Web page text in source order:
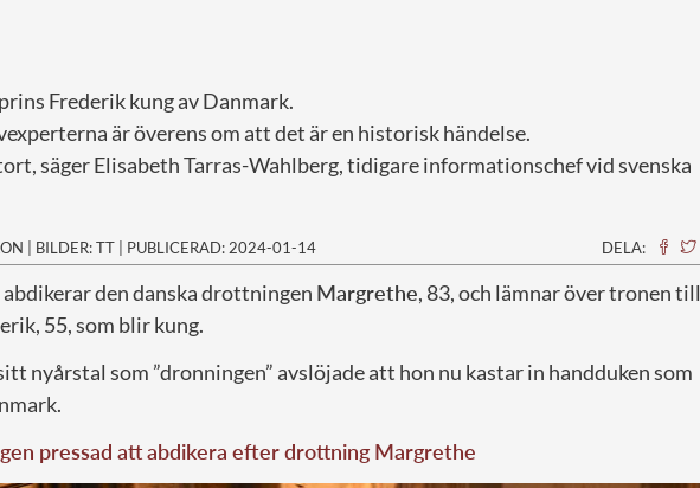
Frederik kung av Danmark.
är överens om att det är en historisk händelse.
säger Elisabeth Tarras-Wahlberg, tidigare informationschef vid svenska
| BILDER: TT | PUBLICERAD: 2024-01-14 DELA:
den danska drottningen Margrethe, 83, och lämnar över tronen till
55, som blir kung.
nyårstal som ”dronningen” avslöjade att hon nu kastar in handduken som
pressad att abdikera efter drottning Margrethe